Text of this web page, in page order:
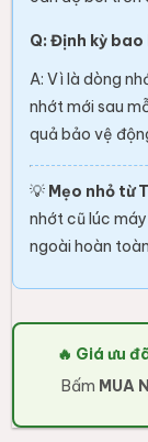
Q: Định kỳ
A: Vì là dòng
nhớt mới sau
quả bảo vệ
💡 Mẹo nhỏ từ
nhớt cũ lúc
ngoài hoàn
🔥 Giá ưu
Bấm MUA